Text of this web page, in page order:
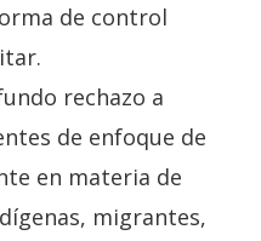
de control
rechazo a
de enfoque de
en materia de
migrantes,